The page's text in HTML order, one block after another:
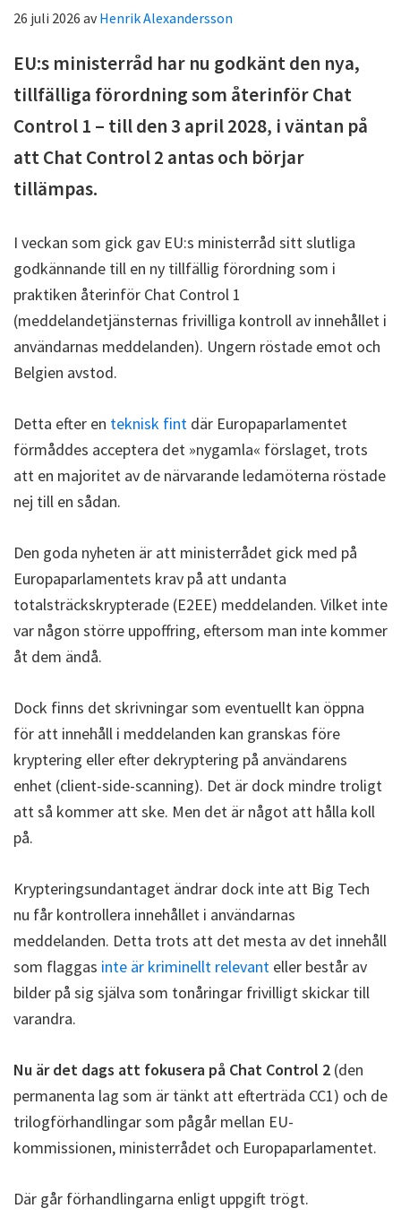
26 juli 2026 avHenrik Alexandersson
EU:s ministerråd har nu godkänt den nya,
tillfälliga förordning som återinför Chat
Control 1 – till den 3 april 2028, i väntan på
att Chat Control 2 antas och börjar
tillämpas.
I veckan som gick gav EU:s ministerråd sitt slutliga
godkännande till en ny tillfällig förordning som i
praktiken återinför Chat Control 1
(meddelandetjänsternas frivilliga kontroll av innehållet i
användarnas meddelanden). Ungern röstade emot och
Belgien avstod.
Detta efter en teknisk fint där Europaparlamentet
förmåddes acceptera det »nygamla« förslaget, trots
att en majoritet av de närvarande ledamöterna röstade
nej till en sådan.
Den goda nyheten är att ministerrådet gick med på
Europaparlamentets krav på att undanta
totalsträckskrypterade (E2EE) meddelanden. Vilket inte
var någon större uppoffring, eftersom man inte kommer
åt dem ändå.
Dock finns det skrivningar som eventuellt kan öppna
för att innehåll i meddelanden kan granskas före
kryptering eller efter dekryptering på användarens
enhet (client-side-scanning). Det är dock mindre troligt
att så kommer att ske. Men det är något att hålla koll
på.
Krypteringsundantaget ändrar dock inte att Big Tech
nu får kontrollera innehållet i användarnas
meddelanden. Detta trots att det mesta av det innehåll
som flaggas inte är kriminellt relevant eller består av
bilder på sig själva som tonåringar frivilligt skickar till
varandra.
Nu är det dags att fokusera på Chat Control 2 (den
permanenta lag som är tänkt att efterträda CC1) och de
trilogförhandlingar som pågår mellan EU-
kommissionen, ministerrådet och Europaparlamentet.
Där går förhandlingarna enligt uppgift trögt.